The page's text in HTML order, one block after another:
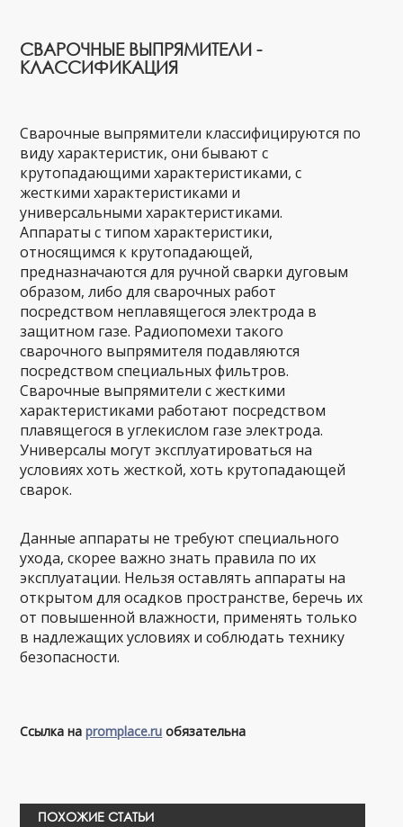
СВАРОЧНЫЕ ВЫПРЯМИТЕЛИ -
КЛАССИФИКАЦИЯ
Сварочные выпрямители классифицируются по
виду характеристик, они бывают с
крутопадающими характеристиками, с
жесткими характеристиками и
универсальными характеристиками.
Аппараты с типом характеристики,
относящимся к крутопадающей,
предназначаются для ручной сварки дуговым
образом, либо для сварочных работ
посредством неплавящегося электрода в
защитном газе. Радиопомехи такого
сварочного выпрямителя подавляются
посредством специальных фильтров.
Сварочные выпрямители с жесткими
характеристиками работают посредством
плавящегося в углекислом газе электрода.
Универсалы могут эксплуатироваться на
условиях хоть жесткой, хоть крутопадающей
сварок.
Данные аппараты не требуют специального
ухода, скорее важно знать правила по их
эксплуатации. Нельзя оставлять аппараты на
открытом для осадков пространстве, беречь их
от повышенной влажности, применять только
в надлежащих условиях и соблюдать технику
безопасности.
Ссылка наpromplace.ru обязательна
ПОХОЖИЕ СТАТЬИ